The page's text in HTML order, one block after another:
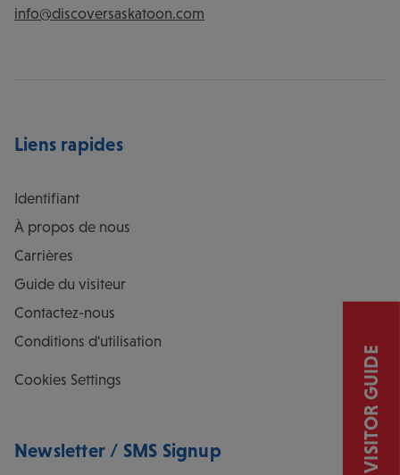
info@discoversaskatoon.com
Liens rapides
Identifiant
À propos de nous
Carrières
Guide du visiteur
Contactez-nous
Conditions d'utilisation
Cookies Settings
Newsletter / SMS Signup VISITOR GUIDE